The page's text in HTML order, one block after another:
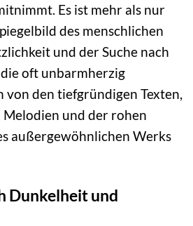
Es ist mehr als nur
des menschlichen
und der Suche nach
oft unbarmherzig
von den tiefgründigen Texten,
und der rohen
außergewöhnlichen Werks
Dunkelheit und